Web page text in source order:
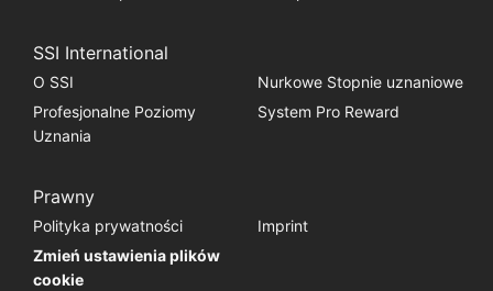
SSI International
O SSI
Nurkowe Stopnie uznaniowe
Profesjonalne Poziomy
Uznania
System Pro Reward
Prawny
Polityka prywatności
Imprint
Zmień ustawienia plików
cookie